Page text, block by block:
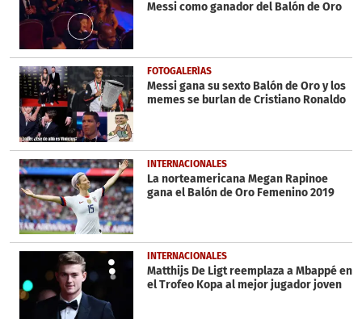
Messi como ganador del Balón de Oro
FOTOGALERÍAS
Messi gana su sexto Balón de Oro y los
memes se burlan de Cristiano Ronaldo
INTERNACIONALES
La norteamericana Megan Rapinoe
gana el Balón de Oro Femenino 2019
INTERNACIONALES
Matthijs De Ligt reemplaza a Mbappé en
el Trofeo Kopa al mejor jugador joven